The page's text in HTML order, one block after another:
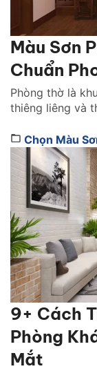
Màu Sơn
Chuẩn
Phòng thờ là
thiêng liêng và
khi thiết kế
tố mà bạn
Chọn Màu
9+ Cách
Phòng
Mắt